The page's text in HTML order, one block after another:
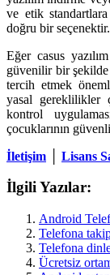
ve etik
doğru bir seçenektir.
Eğer casus
güvenilir bir şekilde
tercih etmek
yasal gereklilikler
kontrol
çocuklarının
İletişim
Lisans
İlgili Yazılar:
Android
Telefona
Telefona
Ücretsiz